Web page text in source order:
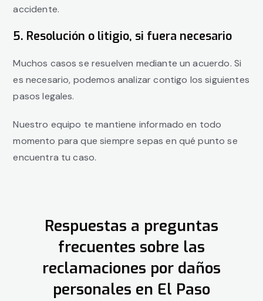
accidente.
5. Resolución o litigio, si fuera necesario
Muchos casos se resuelven mediante un acuerdo. Si
es necesario, podemos analizar contigo los siguientes
pasos legales.
Nuestro equipo te mantiene informado en todo
momento para que siempre sepas en qué punto se
encuentra tu caso.
Respuestas a preguntas
frecuentes sobre las
reclamaciones por daños
personales en El Paso